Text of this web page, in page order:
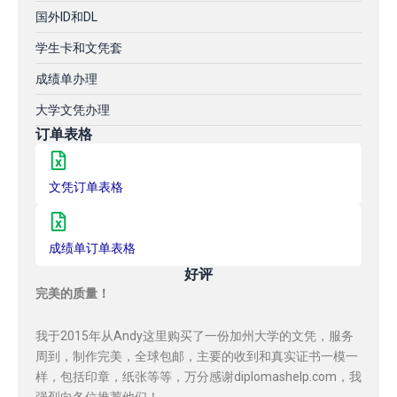
国外ID和DL
学生卡和文凭套
成绩单办理
大学文凭办理
订单表格
文凭订单表格
成绩单订单表格
好评
完美的质量！
我于2015年从Andy这里购买了一份加州大学的文凭，服务
周到，制作完美，全球包邮，主要的收到和真实证书一模一
样，包括印章，纸张等等，万分感谢diplomashelp.com，我